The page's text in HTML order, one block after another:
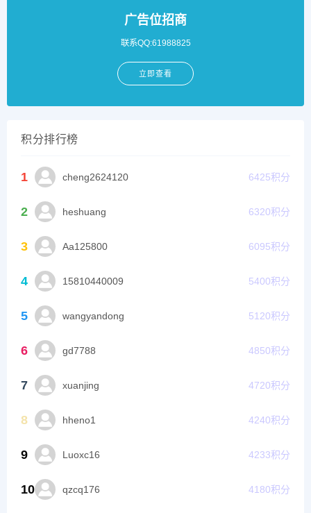
广告位招商
联系QQ:61988825
立即查看
积分排行榜
1 cheng2624120 6425积分
2 heshuang 6320积分
3 Aa125800 6095积分
4 15810440009 5400积分
5 wangyandong 5120积分
6 gd7788 4850积分
7 xuanjing 4720积分
8 hheno1 4240积分
9 Luoxc16 4233积分
10 qzcq176 4180积分